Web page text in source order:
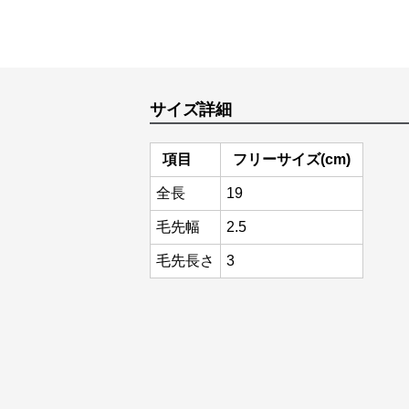
サイズ詳細
項目 フリーサイズ(cm)
全長 19
毛先幅 2.5
毛先長さ 3